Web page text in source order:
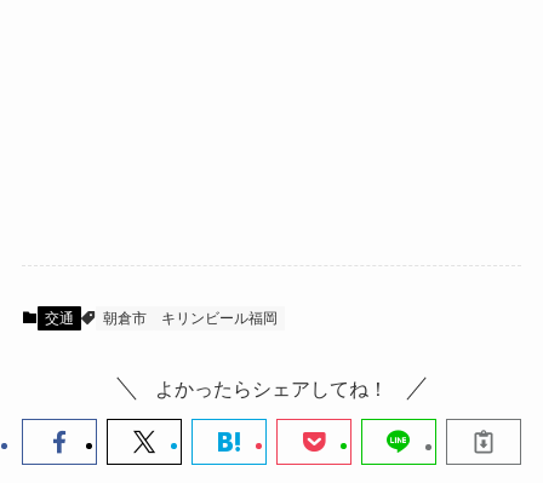
交通 朝倉市 キリンビール福岡
よかったらシェアしてね！